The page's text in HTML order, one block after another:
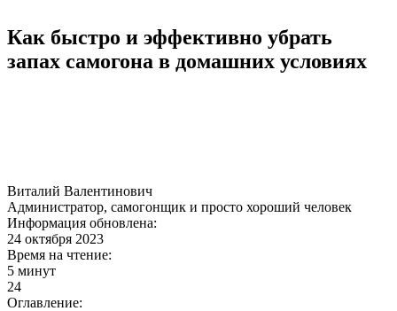
Как быстро и эффективно убрать
запах самогона в домашних условиях
Виталий Валентинович
Администратор, самогонщик и просто хороший человек
Информация обновлена:
24 октября 2023
Время на чтение:
5 минут
24
Оглавление: